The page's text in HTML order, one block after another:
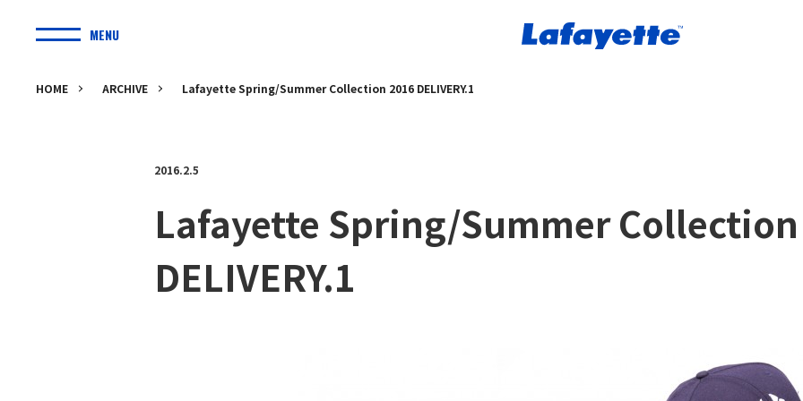
MENU
HOME ARCHIVE Lafayette Spring/Summer Collection 2016 DELIVERY.1
2016.2.5
Lafayette Spring/Summer
DELIVERY.1